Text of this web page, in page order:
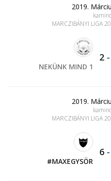
2019.
MARCZIBÁNYI LIGA
NEKÜNK MIND 1
2 -
2019.
MARCZIBÁNYI LIGA
#MAXEGYSÖR
6 -